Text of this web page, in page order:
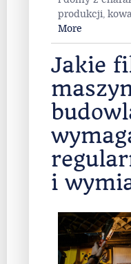
produkcji,
More
Jakie
i